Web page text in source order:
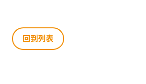
回到列表